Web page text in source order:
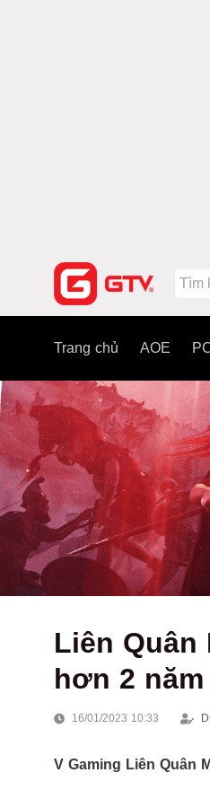
Trang chủ AOE
Liên Quân
hơn 2
16/01/2023 10:33
V Gaming Liên Quân